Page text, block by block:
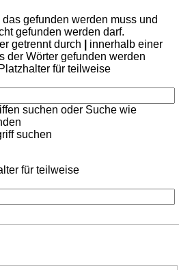
gefunden werden muss und
gefunden werden darf.
getrennt durch
innerhalb einer
der Wörter gefunden werden
für teilweise
suchen oder Suche wie
suchen
für teilweise